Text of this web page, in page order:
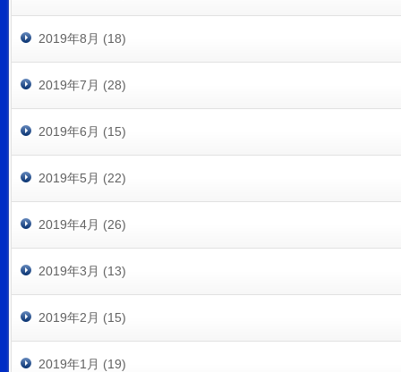
2019年8月 (18)
2019年7月 (28)
2019年6月 (15)
2019年5月 (22)
2019年4月 (26)
2019年3月 (13)
2019年2月 (15)
2019年1月 (19)